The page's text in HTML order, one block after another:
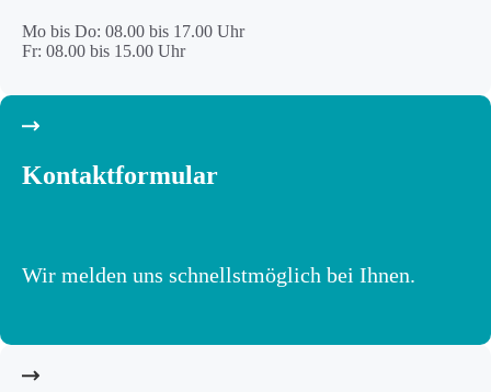
Mo bis Do: 08.00 bis 17.00 Uhr
Fr: 08.00 bis 15.00 Uhr
Kontaktformular
Wir melden uns schnellstmöglich bei Ihnen.